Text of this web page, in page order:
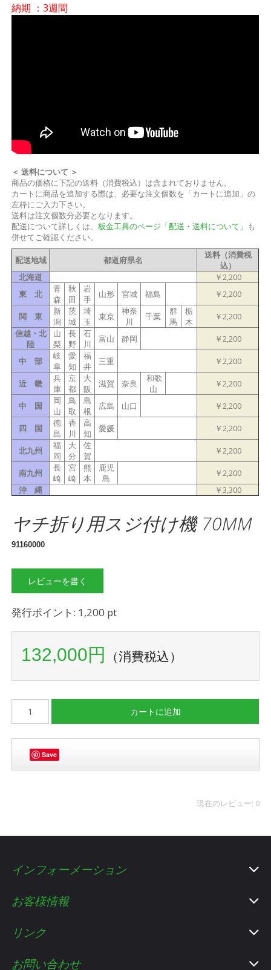
納期 ：3週間
＜ 送料について ＞
商品の価格に下記の送料（消費税込）は含まれておりません。
カートに商品を追加する際は、必要な注文個数を「カートに追加」の
左枠にご入力下さい。
送料は注文個数分必要となります。
配送について詳しくは、板金工具のページ「配送・送料について」 も
併せてご確認ください。
配送地域 都道府県名
送料（消費税
込）
北海道
￥2,200
東 北
青
森
秋
田
岩
手
山形 宮城 福島 ￥2,200
関 東
新
潟
茨
城
埼
玉
東京
神奈
川
千葉
群
馬
栃
木
￥2,200
信越・北
陸
山
梨
長
野
石
川
富山 静岡 ￥2,200
中 部
岐
阜
愛
知
福
井
三重 ￥2,200
近 畿
兵
庫
京
都
大
阪
滋賀 奈良
和歌
山
￥2,200
中 国
岡
山
鳥
取
島
根
広島 山口 ￥2,200
四 国
徳
島
香
川
高
知
愛媛 ￥2,200
北九州
福
岡
大
分
佐
賀
￥2,200
南九州
長
崎
宮
崎
熊
本
鹿児
島
￥2,200
沖 縄
￥3,300
ヤチ折り用スジ付け機 70MM
91160000
レビューを書く
発行ポイント: 1,200 pt
132,000円 （消費税込）
Save
現在のレビュー: 0
インフォーメーション
お客様情報
リンク
お問い合わせ